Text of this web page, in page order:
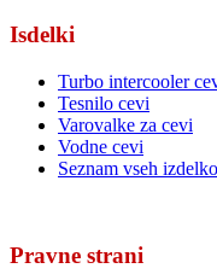
Isdelki
Turbo intercooler
Tesnilo cevi
Varovalke za cevi
Vodne cevi
Seznam vseh
Pravne strani